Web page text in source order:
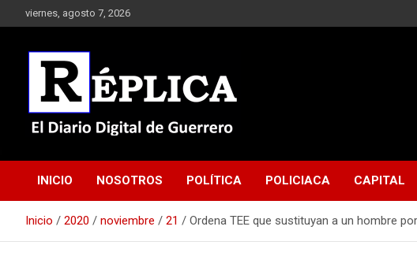
al
viernes, agosto 7, 2026
Réplica
INICIO NOSOTROS POLÍTICA POLICIACA CAPITAL
Inicio 2020 noviembre 21 Ordena TEE que sustituyan a un hombre